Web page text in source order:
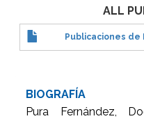
ALL
Publicaciones de
BIOGRAFÍA
Pura Fernández,